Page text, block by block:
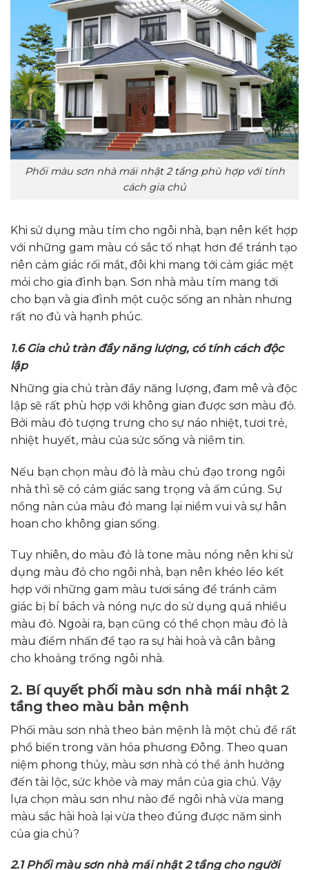
Phối màu sơn nhà mái nhật 2 tầng phù hợp với tính
cách gia chủ
Khi sử dụng màu tím cho ngôi nhà, bạn nên kết hợp
với những gam màu có sắc tố nhạt hơn để tránh tạo
nên cảm giác rối mắt, đôi khi mang tới cảm giác mệt
mỏi cho gia đình bạn. Sơn nhà màu tím mang tới
cho bạn và gia đình một cuộc sống an nhàn nhưng
rất no đủ và hạnh phúc.
1.6 Gia chủ tràn đầy năng lượng, có tính cách độc
lập
Những gia chủ tràn đầy năng lượng, đam mê và độc
lập sẽ rất phù hợp với không gian được sơn màu đỏ.
Bởi màu đỏ tượng trưng cho sự náo nhiệt, tươi trẻ,
nhiệt huyết, màu của sức sống và niềm tin.
Nếu bạn chọn màu đỏ là màu chủ đạo trong ngôi
nhà thì sẽ có cảm giác sang trọng và ấm cúng. Sự
nồng nàn của màu đỏ mang lại niềm vui và sự hân
hoan cho không gian sống.
Tuy nhiên, do màu đỏ là tone màu nóng nên khi sử
dụng màu đỏ cho ngôi nhà, bạn nên khéo léo kết
hợp với những gam màu tươi sáng để tránh cảm
giác bị bí bách và nóng nực do sử dụng quá nhiều
màu đỏ. Ngoài ra, bạn cũng có thể chọn màu đỏ là
màu điểm nhấn để tạo ra sự hài hoà và cân bằng
cho khoảng trống ngôi nhà.
2. Bí quyết phối màu sơn nhà mái nhật 2
tầng theo màu bản mệnh
Phối màu sơn nhà theo bản mệnh là một chủ đề rất
phổ biến trong văn hóa phương Đông. Theo quan
niệm phong thủy, màu sơn nhà có thể ảnh hưởng
đến tài lộc, sức khỏe và may mắn của gia chủ. Vậy
lựa chọn màu sơn như nào để ngôi nhà vừa mang
màu sắc hài hoà lại vừa theo đúng được năm sinh
của gia chủ?
2.1 Phối màu sơn nhà mái nhật 2 tầng cho người